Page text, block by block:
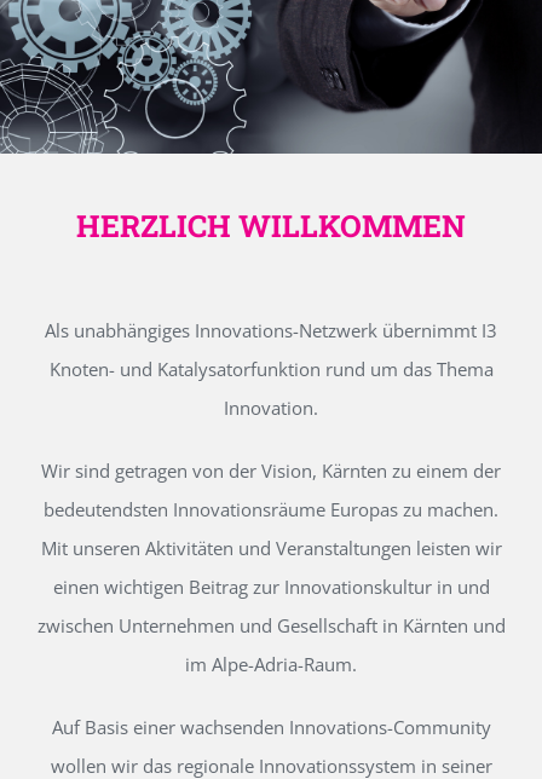
HERZLICH WILLKOMMEN
Als unabhängiges Innovations-Netzwerk übernimmt I3
Knoten- und Katalysatorfunktion rund um das Thema
Innovation.
Wir sind getragen von der Vision, Kärnten zu einem der
bedeutendsten Innovationsräume Europas zu machen.
Mit unseren Aktivitäten und Veranstaltungen leisten wir
einen wichtigen Beitrag zur Innovationskultur in und
zwischen Unternehmen und Gesellschaft in Kärnten und
im Alpe-Adria-Raum.
Auf Basis einer wachsenden Innovations-Community
wollen wir das regionale Innovationssystem in seiner